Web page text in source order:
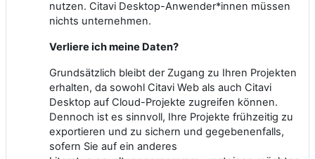
nutzen. Citavi Desktop-Anwender*innen müssen
nichts unternehmen.
Verliere ich meine Daten?
Grundsätzlich bleibt der Zugang zu Ihren Projekten
erhalten, da sowohl Citavi Web als auch Citavi
Desktop auf Cloud-Projekte zugreifen können.
Dennoch ist es sinnvoll, Ihre Projekte frühzeitig zu
exportieren und zu sichern und gegebenenfalls,
sofern Sie auf ein anderes